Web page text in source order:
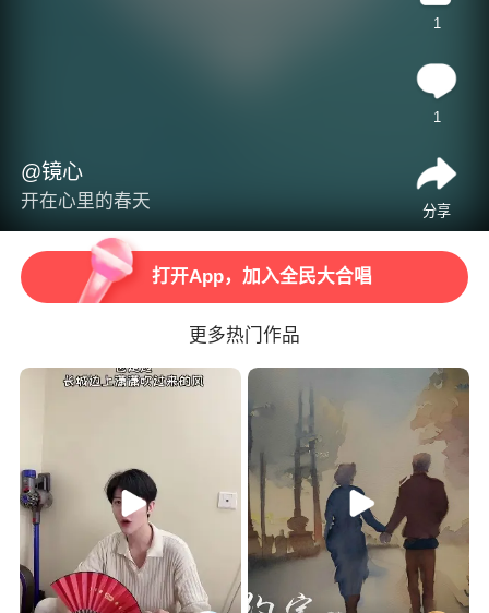
@镜心
开在心里的春天
1
1
分享
打开App，加入全民大合唱
打开App，听更多精彩音乐
打开App，海量曲库任你唱
更多热门作品